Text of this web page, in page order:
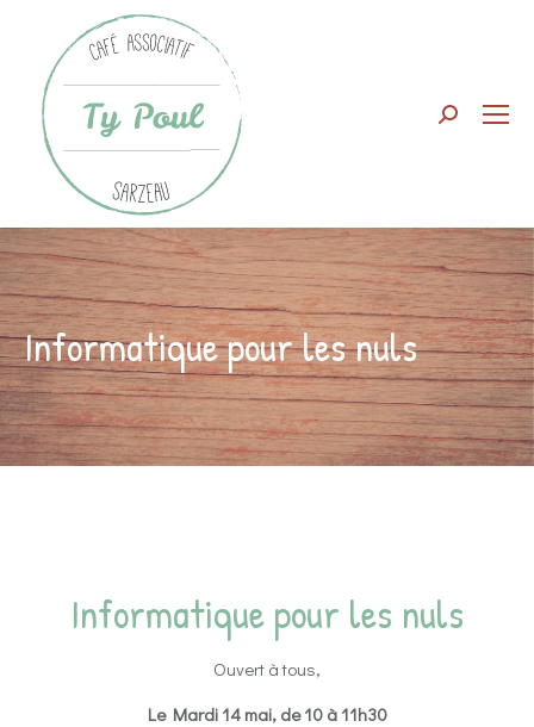
Search:
Informatique pour les nuls
Informatique pour les nuls
Ouvert à tous,
Le Mardi 14 mai, de 10 à 11h30